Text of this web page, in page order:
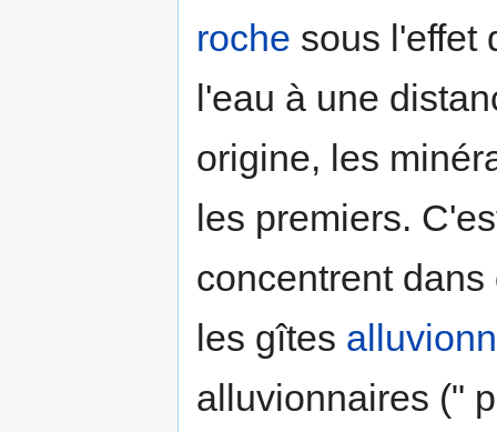
roche sous l'effet
l'eau à une
origine, les
les premiers.
concentrent
les gîtes
alluvionnaires ("